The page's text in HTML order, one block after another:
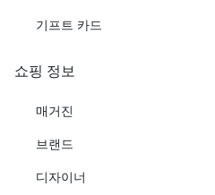
기프트 카드
쇼핑 정보
매거진
브랜드
디자이너